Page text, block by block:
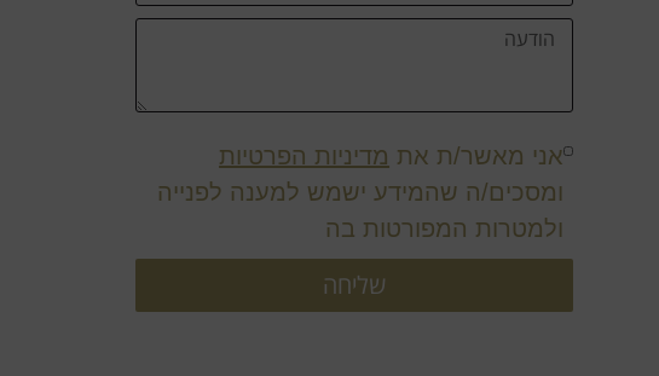
אני מאשר/ת את מדיניות הפרטיות
ומסכים/ה שהמידע ישמש למענה לפנייה
ולמטרות המפורטות בה
שליחה